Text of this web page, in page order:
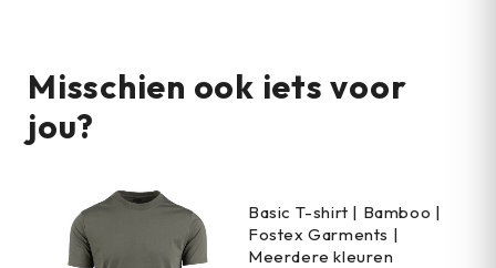
Misschien ook iets voor
jou?
Basic T-shirt | Bamboo |
Fostex Garments |
Meerdere kleuren